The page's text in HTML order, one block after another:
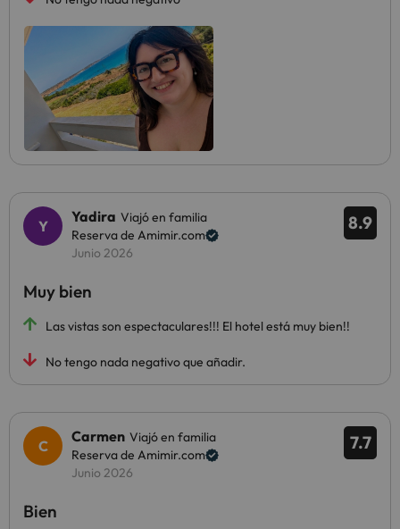
8.9
Yadira Viajó en familia
Reserva de Amimir.com
Junio 2026
Muy bien
Las vistas son espectaculares!!! El hotel está muy bien!!
No tengo nada negativo que añadir.
7.7
Carmen Viajó en familia
Reserva de Amimir.com
Junio 2026
Bien